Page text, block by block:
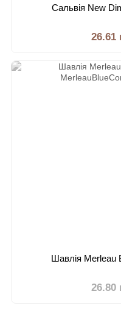
Сальвія New
26.61
Шавлія Merleau
26.80